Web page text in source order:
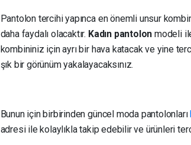
Pantolon tercihi yapınca en önemli unsur
daha faydalı olacaktır. Kadın pantolon modeli
kombininiz için ayrı bir hava katacak ve yine
şık bir görünüm yakalayacaksınız.
Bunun için birbirinden güncel moda pantolonları
adresi ile kolaylıkla takip edebilir ve ürünleri